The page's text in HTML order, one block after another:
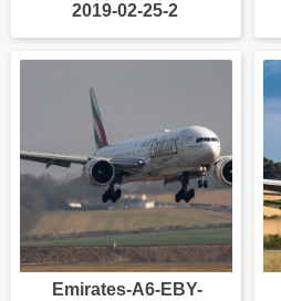
2019-02-25-2
Emirates-A6-EBY-